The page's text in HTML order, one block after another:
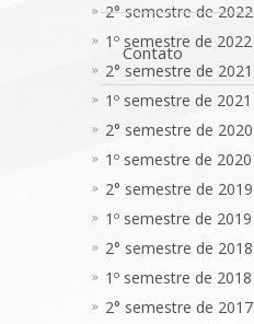
Contato
2° semestre de 2022
1º semestre de 2022
2° semestre de 2021
1º semestre de 2021
2° semestre de 2020
1º semestre de 2020
2° semestre de 2019
1º semestre de 2019
2° semestre de 2018
1º semestre de 2018
2° semestre de 2017